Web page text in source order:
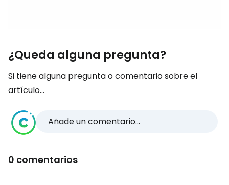
¿Queda alguna pregunta?
Si tiene alguna pregunta o comentario sobre el
artículo...
Añade un comentario...
0 comentarios